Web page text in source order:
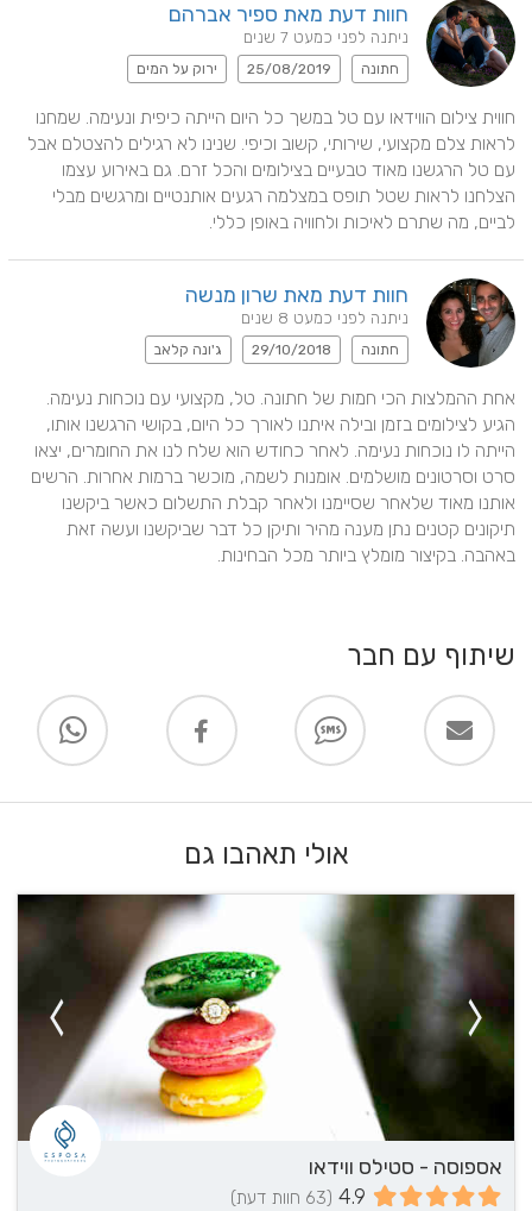
חוות דעת מאת ספיר אברהם
ניתנה לפני כמעט 7 שנים
חתונה 25/08/2019 ירוק על המים
לביים, מה שתרם לאיכות ולחוויה באופן כללי.
חוות דעת מאת שרון מנשה
ניתנה לפני כמעט 8 שנים
חתונה 29/10/2018 ג'ונה קלאב
באהבה. בקיצור מומלץ ביותר מכל הבחינות.
שיתוף עם חבר
אולי תאהבו גם
אספוסה - סטילס ווידאו
4.9 (63 חוות דעת)